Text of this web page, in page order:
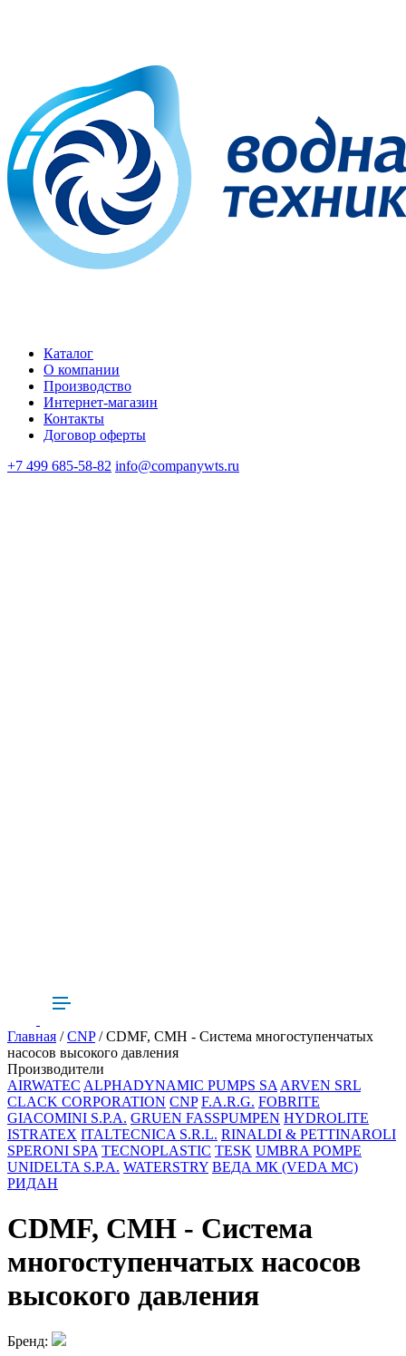
Каталог
О компании
Производство
Интернет-магазин
Контакты
Договор оферты
+7 499 685-58-82 info@companywts.ru
Главная /CNP/ CDMF, CMH - Система многоступенчатых
насосов высокого давления
Производители
AIRWATEC ALPHADYNAMIC PUMPS SAARVEN SRL
CLACK CORPORATION CNP F.A.R.G. FOBRITE
GIACOMINI S.P.A. GRUEN FASSPUMPEN HYDROLITE
ISTRATEX ITALTECNICA S.R.L. RINALDI & PETTINAROLI
SPERONI SPA TECNOPLASTIC TESK UMBRA POMPE
UNIDELTA S.P.A. WATERSTRY ВЕДА МК (VEDA MC)
РИДАН
CDMF, CMH - Система
многоступенчатых насосов
высокого давления
Бренд: